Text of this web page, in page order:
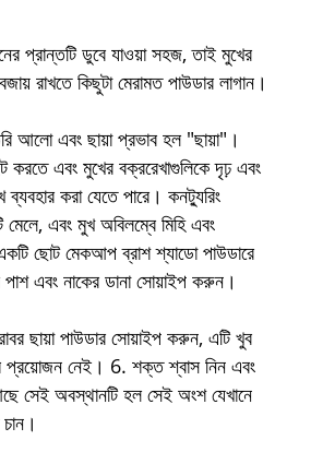
প্রান্তটি ডুবে যাওয়া সহজ, তাই মুখের
রাখতে কিছুটা মেরামত পাউডার লাগান।
আলো এবং ছায়া প্রভাব হল "ছায়া"।
করতে এবং মুখের বক্ররেখাগুলিকে দৃঢ় এবং
ব্যবহার করা যেতে পারে। কনট্যুরিং
মেলে, এবং মুখ অবিলম্বে মিহি এবং
ছোট মেকআপ ব্রাশ শ্যাডো পাউডারে
পাশ এবং নাকের ডানা সোয়াইপ করুন।
ছায়া পাউডার সোয়াইপ করুন, এটি খুব
প্রয়োজন নেই। 6. শক্ত শ্বাস নিন এবং
সেই অবস্থানটি হল সেই অংশ যেখানে